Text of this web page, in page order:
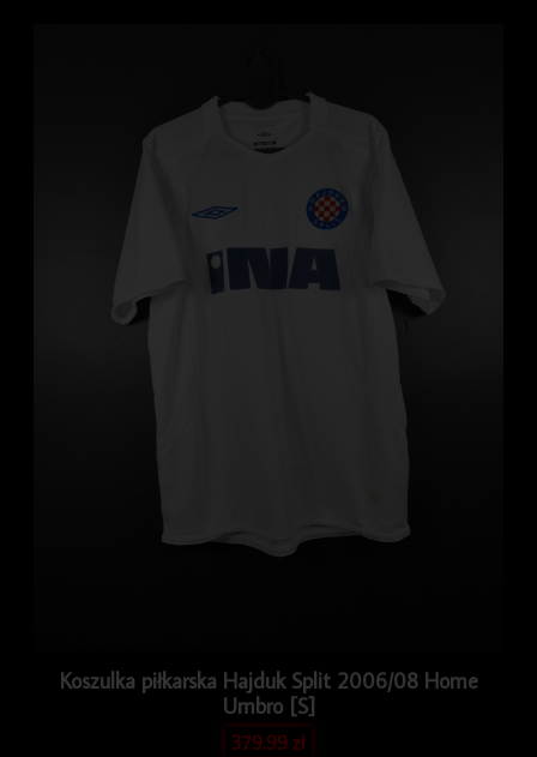
Koszulka piłkarska Hajduk Split 2006/08 Home
Umbro [S]
379.99zł